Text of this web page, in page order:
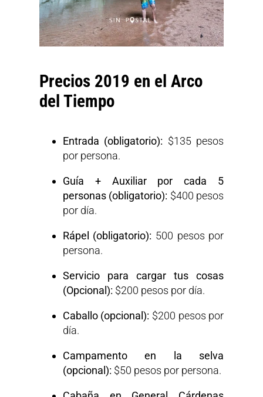
Precios 2019 en el Arco
del Tiempo
Entrada (obligatorio): $135 pesos
por persona.
Guía + Auxiliar por cada 5
personas (obligatorio): $400 pesos
por día.
Rápel (obligatorio): 500 pesos por
persona.
Servicio para cargar tus cosas
(Opcional): $200 pesos por día.
Caballo (opcional): $200 pesos por
día.
Campamento en la selva
(opcional): $50 pesos por persona.